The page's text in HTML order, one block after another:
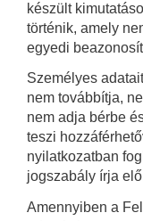
készült
történik, amely
egyedi
Személyes
nem továbbítja,
nem adja bérbe
teszi
nyilatkozatban
jogszabály írja
Amennyiben a